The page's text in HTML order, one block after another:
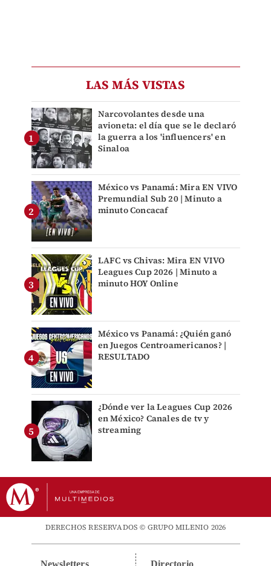
LAS MÁS VISTAS
Narcovolantes desde una
avioneta: el día que se le declaró
la guerra a los 'influencers' en
Sinaloa
México vs Panamá: Mira EN VIVO
Premundial Sub 20 | Minuto a
minuto Concacaf
LAFC vs Chivas: Mira EN VIVO
Leagues Cup 2026 | Minuto a
minuto HOY Online
México vs Panamá: ¿Quién ganó
en Juegos Centroamericanos? |
RESULTADO
¿Dónde ver la Leagues Cup 2026
en México? Canales de tv y
streaming
DERECHOS RESERVADOS © GRUPO MILENIO 2026